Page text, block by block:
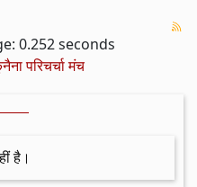
0.252 seconds
परिचर्चा मंच
है।